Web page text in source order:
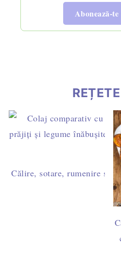
Abonează-
Călire, sotare, rumenire